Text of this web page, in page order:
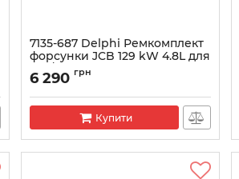
7135-687 Delphi Ремкомплект
форсунки JCB 129 kW 4.8L для
320/06828
Артикул:
6 290 грн
Купити